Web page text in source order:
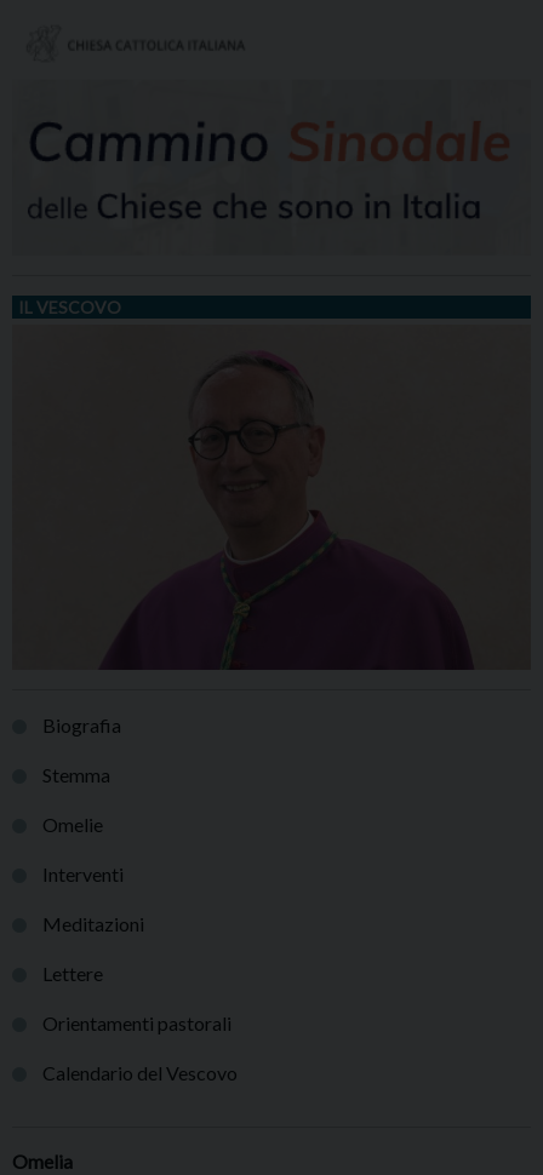
IL VESCOVO
Biografia
Stemma
Omelie
Interventi
Meditazioni
Lettere
Orientamenti pastorali
Calendario del Vescovo
Omelia